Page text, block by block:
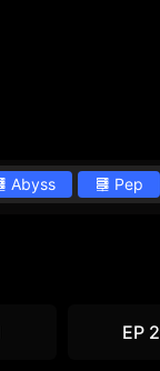
Abyss Pep
EP 2